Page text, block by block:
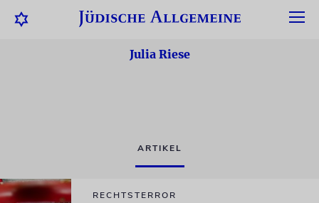
Julia Riese
ARTIKEL
RECHTSTERROR